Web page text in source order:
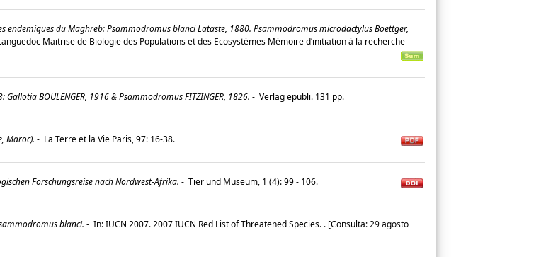
endemiques du Maghreb: Psammodromus blanci Lataste, 1880. Psammodromus microdactylus Boettger,
Maitrise de Biologie des Populations et des Ecosystèmes Mémoire d’initiation à la recherche
BOULENGER, 1916 & Psammodromus FITZINGER, 1826. - Verlag epubli. 131 pp.
Maroc). - La Terre et la Vie Paris, 97: 16-38.
Forschungsreise nach Nordwest-Afrika. - Tier und Museum, 1 (4): 99 - 106.
blanci. - In: IUCN 2007. 2007 IUCN Red List of Threatened Species. . [Consulta: 29 agosto